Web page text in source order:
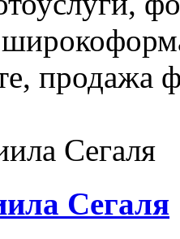
продажа
Сегаля